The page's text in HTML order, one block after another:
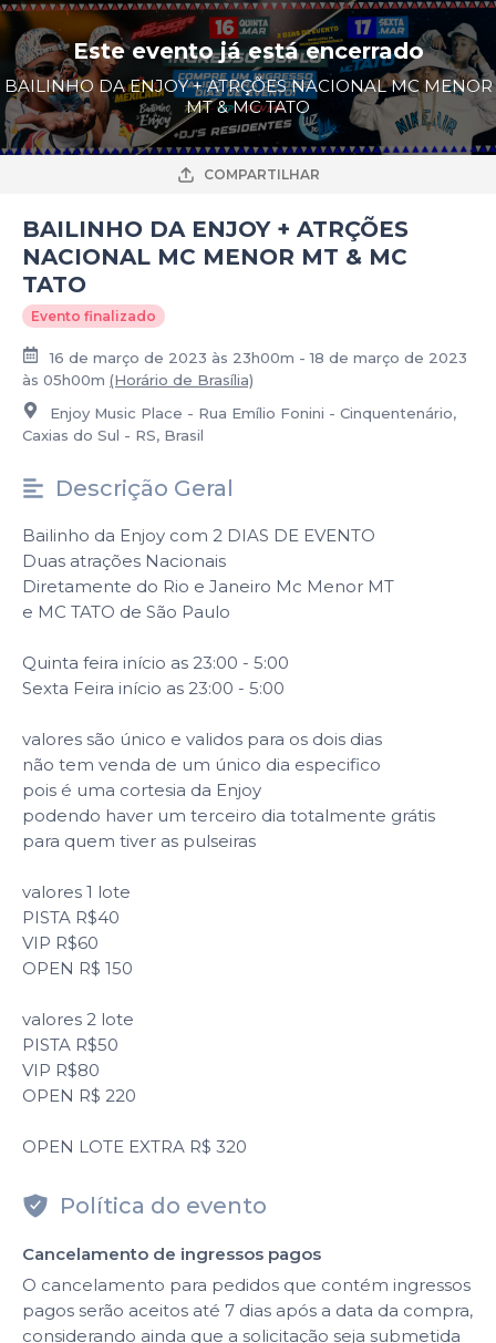
Este evento já está encerrado
BAILINHO DA ENJOY + ATRÇÕES NACIONAL MC MENOR
MT & MC TATO
COMPARTILHAR
BAILINHO DA ENJOY + ATRÇÕES
NACIONAL MC MENOR MT & MC
TATO
Evento finalizado
16 de março de 2023 às 23h00m - 18 de março de 2023
às 05h00m (Horário de Brasília)
Enjoy Music Place - Rua Emílio Fonini - Cinquentenário,
Caxias do Sul - RS, Brasil
Descrição Geral
Bailinho da Enjoy com 2 DIAS DE EVENTO
Duas atrações Nacionais
Diretamente do Rio e Janeiro Mc Menor MT
e MC TATO de São Paulo
Quinta feira início as 23:00 - 5:00
Sexta Feira início as 23:00 - 5:00
valores são único e validos para os dois dias
não tem venda de um único dia especifico
pois é uma cortesia da Enjoy
podendo haver um terceiro dia totalmente grátis
para quem tiver as pulseiras
valores 1 lote
PISTA R$40
VIP R$60
OPEN R$ 150
valores 2 lote
PISTA R$50
VIP R$80
OPEN R$ 220
OPEN LOTE EXTRA R$ 320
Política do evento
Cancelamento de ingressos pagos
O cancelamento para pedidos que contém ingressos
pagos serão aceitos até 7 dias após a data da compra,
considerando ainda que a solicitação seja submetida